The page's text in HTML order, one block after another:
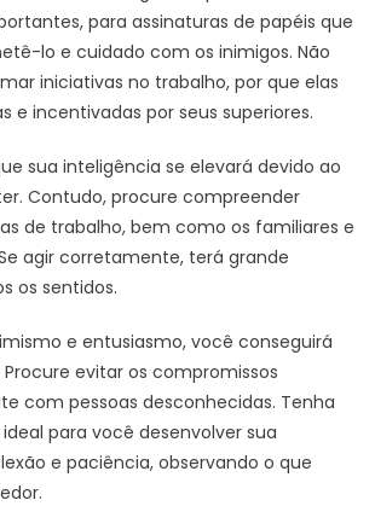
para assinaturas de papéis que
lo e cuidado com os inimigos. Não
iniciativas no trabalho, por que elas
e incentivadas por seus superiores.
sua inteligência se elevará devido ao
Contudo, procure compreender
de trabalho, bem como os familiares e
agir corretamente, terá grande
os sentidos.
e entusiasmo, você conseguirá
evitar os compromissos
com pessoas desconhecidas. Tenha
para você desenvolver sua
e paciência, observando o que